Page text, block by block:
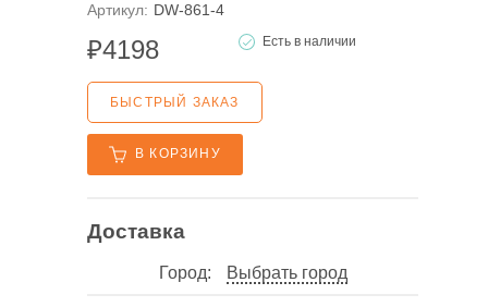
Артикул: DW-861-4
Есть в наличии
₽4198
БЫСТРЫЙ ЗАКАЗ
В КОРЗИНУ
Доставка
Город: Выбрать город